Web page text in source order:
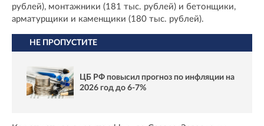
рублей), монтажники (181 тыс. рублей) и бетонщики,
арматурщики и каменщики (180 тыс. рублей).
НЕ ПРОПУСТИТЕ
ЦБ РФ повысил прогноз по инфляции на
2026 год до 6-7%